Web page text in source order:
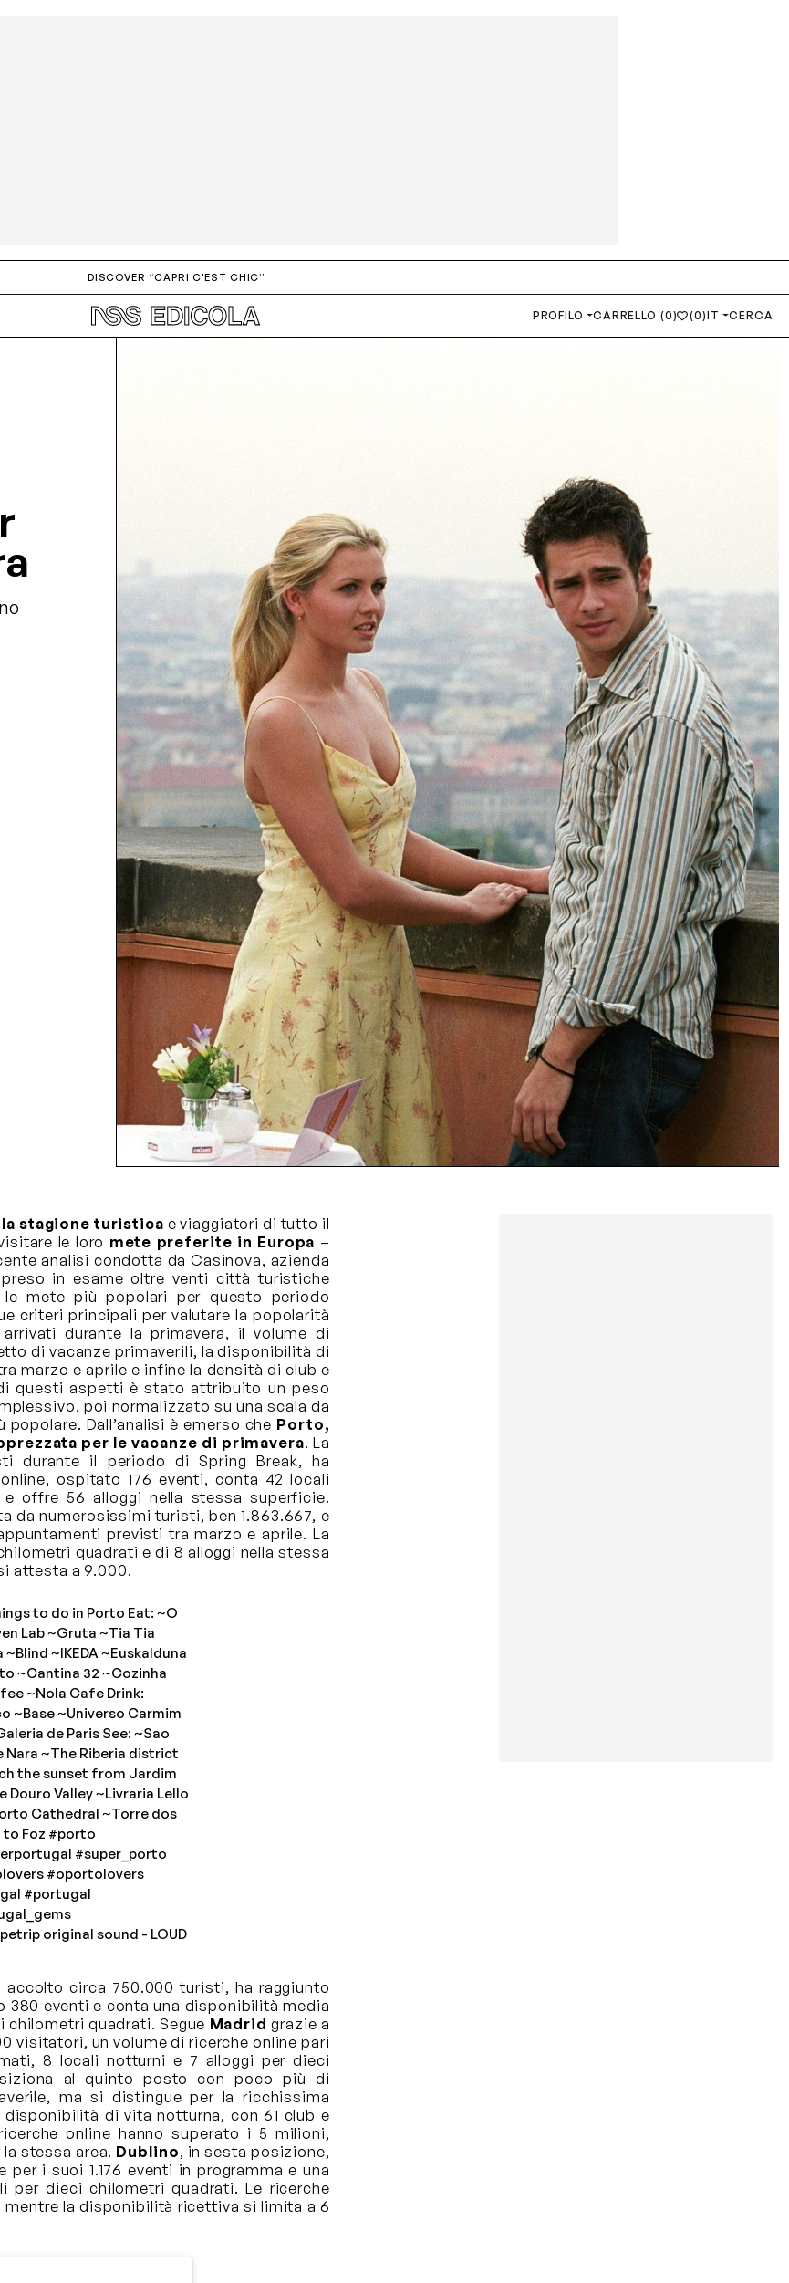
DISCOVER “CAPRI C'EST CHIC”
PROFILO CARRELLO (0) (0)IT CERCA
la stagione turistica e viaggiatori di tutto il
le loro mete preferite in Europa –
analisi condotta da Casinova, azienda
in esame oltre venti città turistiche
mete più popolari per questo periodo
criteri principali per valutare la popolarità
durante la primavera, il volume di
di vacanze primaverili, la disponibilità di
marzo e aprile e infine la densità di club e
questi aspetti è stato attribuito un peso
poi normalizzato su una scala da
Dall’analisi è emerso che Porto,
per le vacanze di primavera. La
durante il periodo di Spring Break, ha
ospitato 176 eventi, conta 42 locali
offre 56 alloggi nella stessa superficie.
da numerosissimi turisti, ben 1.863.667, e
previsti tra marzo e aprile. La
quadrati e di 8 alloggi nella stessa
attesta a 9.000.
to do in Porto Eat: ~O
Lab ~Gruta ~Tia Tia
~IKEDA ~Euskalduna
~Cantina 32 ~Cozinha
~Nola Cafe Drink:
~Base ~Universo Carmim
de Paris See: ~Sao
~The Riberia district
the sunset from Jardim
Valley ~Livraria Lello
Cathedral ~Torre dos
Foz #porto
#super_porto
#oportolovers
#portugal
original sound - LOUD
accolto circa 750.000 turisti, ha raggiunto
eventi e conta una disponibilità media
chilometri quadrati. Segue Madrid grazie a
visitatori, un volume di ricerche online pari
8 locali notturni e 7 alloggi per dieci
al quinto posto con poco più di
ma si distingue per la ricchissima
di vita notturna, con 61 club e
online hanno superato i 5 milioni,
stessa area. Dublino, in sesta posizione,
i suoi 1.176 eventi in programma e una
per dieci chilometri quadrati. Le ricerche
la disponibilità ricettiva si limita a 6